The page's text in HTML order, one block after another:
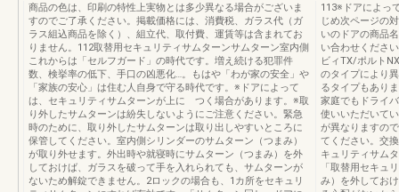
商品の色は、印刷の特性上実物とは多少異なる場合がございま
すのでご了承ください。掲載価格には、消費税、ガラス代（ガ
ラス組込商品を除く）、組立代、取付費、運賃等は含まれてお
りません。112取替用セキュリティサムターンサムターン室内側
これからは「セルフガード」の時代です。増え続ける犯罪件
数、検挙率の低下、手口の凶悪化…。もはや「わが家の安全」や
「家族の安心」は住む人自身で守る時代です。※ドアによって
は、セキュリティサムターンが上に つく場合があります。※取
り外したサムターンは紛失しないようにご注意ください。緊急
時のために、取り外したサムターンは取り出しやすいところに
保管してください。室内側シリンダーのサムターン（つまみ）
が取り外せます。外出時や就寝時にサムターン（つまみ）を外
しておけば、ガラスを破って手を入れられても、サムターンが
ないため解錠できません。2ロックの場合も、1カ所をセキュリ
113※ドアによっ
じめ次ページの
いのドアの商品
い合わせくださ
ビィTX/ポルト
のタイプにより
るタイプもあり
家庭でもドライ
使いいただいて
が異なりますの
てください。交
キュリティサム
「取替用セキュ
み）を外してお